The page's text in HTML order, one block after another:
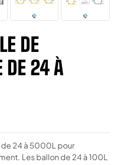
DE
DE 24 À
24 à 5000L pour
Les ballon de 24 à 100L